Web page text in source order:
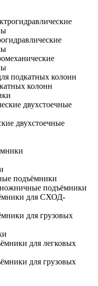
подкатных колонн
колонн
двухстоечные
двухстоечные
подъёмники
подъёмники
для СХОД-
для грузовых
для легковых
для грузовых